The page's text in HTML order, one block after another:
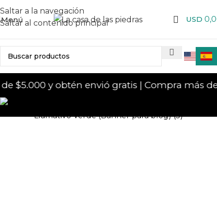
Saltar a la navegación
Saltar al contenido principal
Menú USD
$5.000 y obtén envió gratis | Compra más